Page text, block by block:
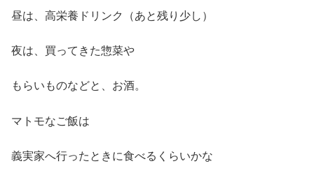
昼は、高栄養ドリンク（あと残り少し）
夜は、買ってきた惣菜や
もらいものなどと、お酒。
マトモなご飯は
義実家へ行ったときに食べるくらいかな